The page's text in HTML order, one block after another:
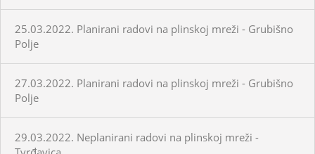
25.03.2022. Planirani radovi na plinskoj mreži - Grubišno
Polje
27.03.2022. Planirani radovi na plinskoj mreži - Grubišno
Polje
29.03.2022. Neplanirani radovi na plinskoj mreži -